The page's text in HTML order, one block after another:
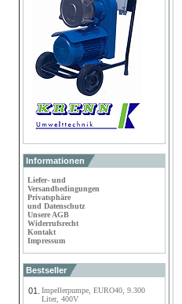
Informationen
Liefer- und
Versandbedingungen
Privatsphäre
und Datenschutz
Unsere AGB
Widerrufsrecht
Kontakt
Impressum
Bestseller
01.
Impellerpumpe, EURO40, 9.300
Liter, 400V